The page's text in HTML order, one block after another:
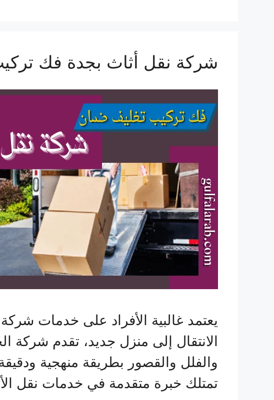
شركة نقل أثاث بجدة فك
يعتمد غالبية الأفراد على خدمات
الانتقال إلى منزل جديد، تقدم شركة
والفلل والقصور بطريقة منهجية
تمتلك خبرة متقدمة في خدمات نقل